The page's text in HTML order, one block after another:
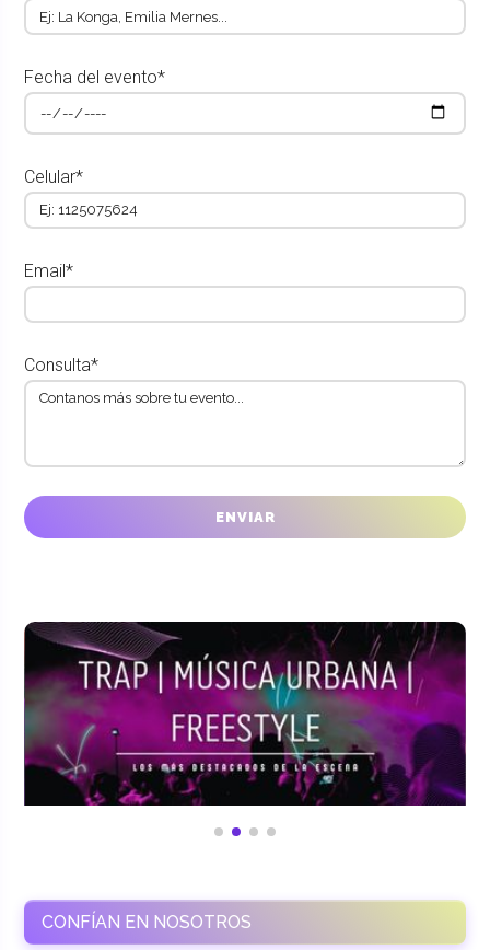
Fecha del evento*
Celular*
Email*
Consulta*
CONFÍAN EN NOSOTROS